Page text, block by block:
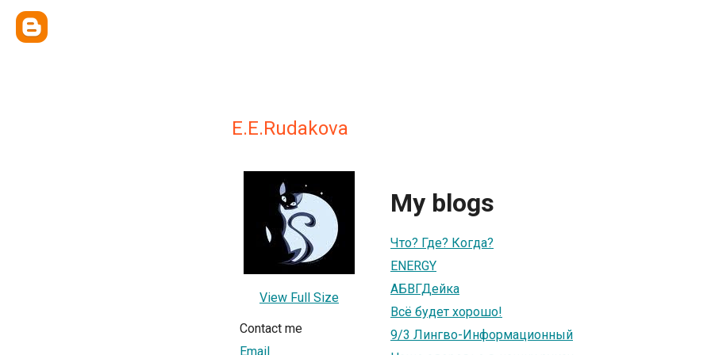
E.E.Rudakova
View Full Size
Contact me
Email
My blogs
Что? Где? Когда?
ENERGY
АБВГДейка
Всё будет хорошо!
9/3 Лингво-Информационный